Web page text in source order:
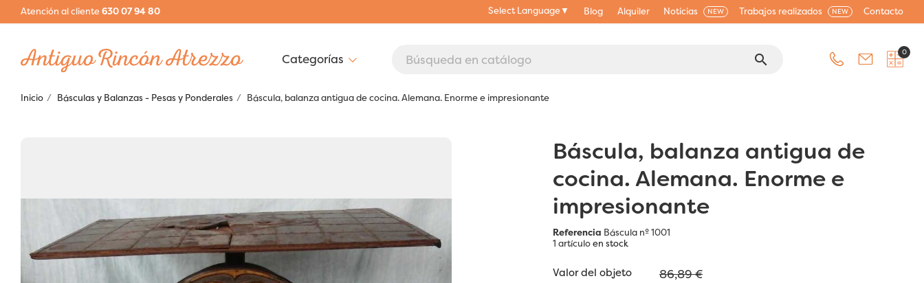
Atención al cliente630 07 94 80 Select Language▼ Blog Alquiler Noticias NEW Trabajos realizados NEW Contacto
search 0
Inicio Básculas y Balanzas - Pesas y Ponderales Báscula, balanza antigua de cocina. Alemana. Enorme e impresionante
Báscula, balanza antigua de
cocina. Alemana. Enorme e
impresionante
Referencia Báscula nº 1001
1 artículoen stock
Valor del objeto 86,89 €